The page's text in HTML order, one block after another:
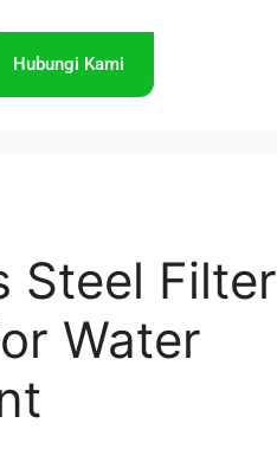
Hubungi Kami
Steel Filter
Water